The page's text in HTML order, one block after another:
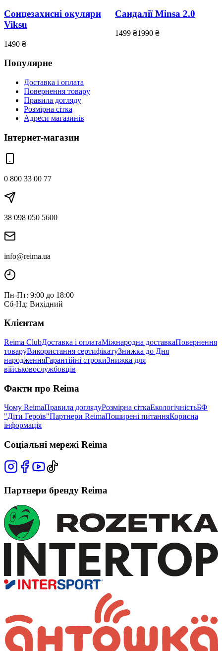
Сонцезахисні окуляри
Viksu
1490 ₴
Сандалії Minsa 2.0
1499 ₴1990 ₴
Популярне
Доставка і оплата
Повернення товару
Правила догляду
Розмірна сітка
Адреси магазинів
Інтернет-магазин
0 800 33 00 77
38 098 050 5600
info@reima.ua
Пн-Пт: 9:00 до 18:00
Сб-Нд: Вихідний
Клієнтам
Reima ClubДоставка і оплатаМіжнародна доставкаПовернення
товаруВикористання сертифікатуЗнижка до Дня
народженняГарантійні строкиЗнижка для
військовослужбовців
Факти про Reima
Чому ReimaПравила доглядуРозмірна сіткаЕкологічністьБФ
"Діти Героїв"Партнери ReimaПоширені питанняКорисна
інформація
Соціальні мережі Reima
Партнери бренду Reima